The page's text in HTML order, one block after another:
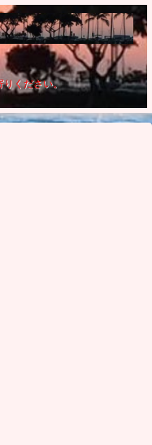
りください。